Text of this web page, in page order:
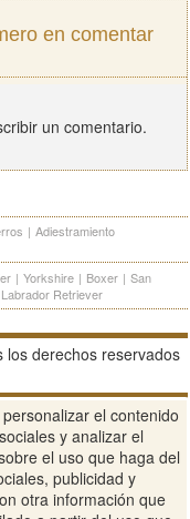
en comentar
un comentario.
| Adiestramiento
| Yorkshire | Boxer | San
Labrador Retriever
derechos reservados
| Aviso Legal Política de
| Condiciones de uso
el contenido
y analizar el
el uso que haga del
publicidad y
otra información que